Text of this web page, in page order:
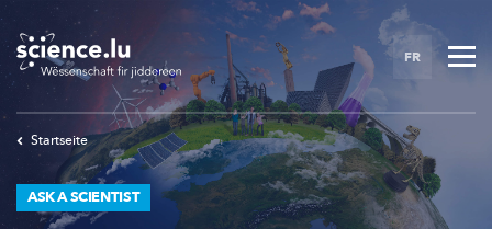
Skip
main
content
FR
Startseite
ASK A SCIENTIST